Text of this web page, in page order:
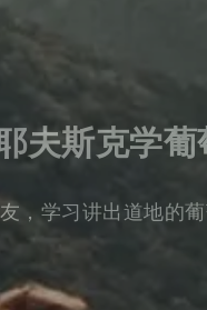
夫斯克学葡
，学习讲出道地的